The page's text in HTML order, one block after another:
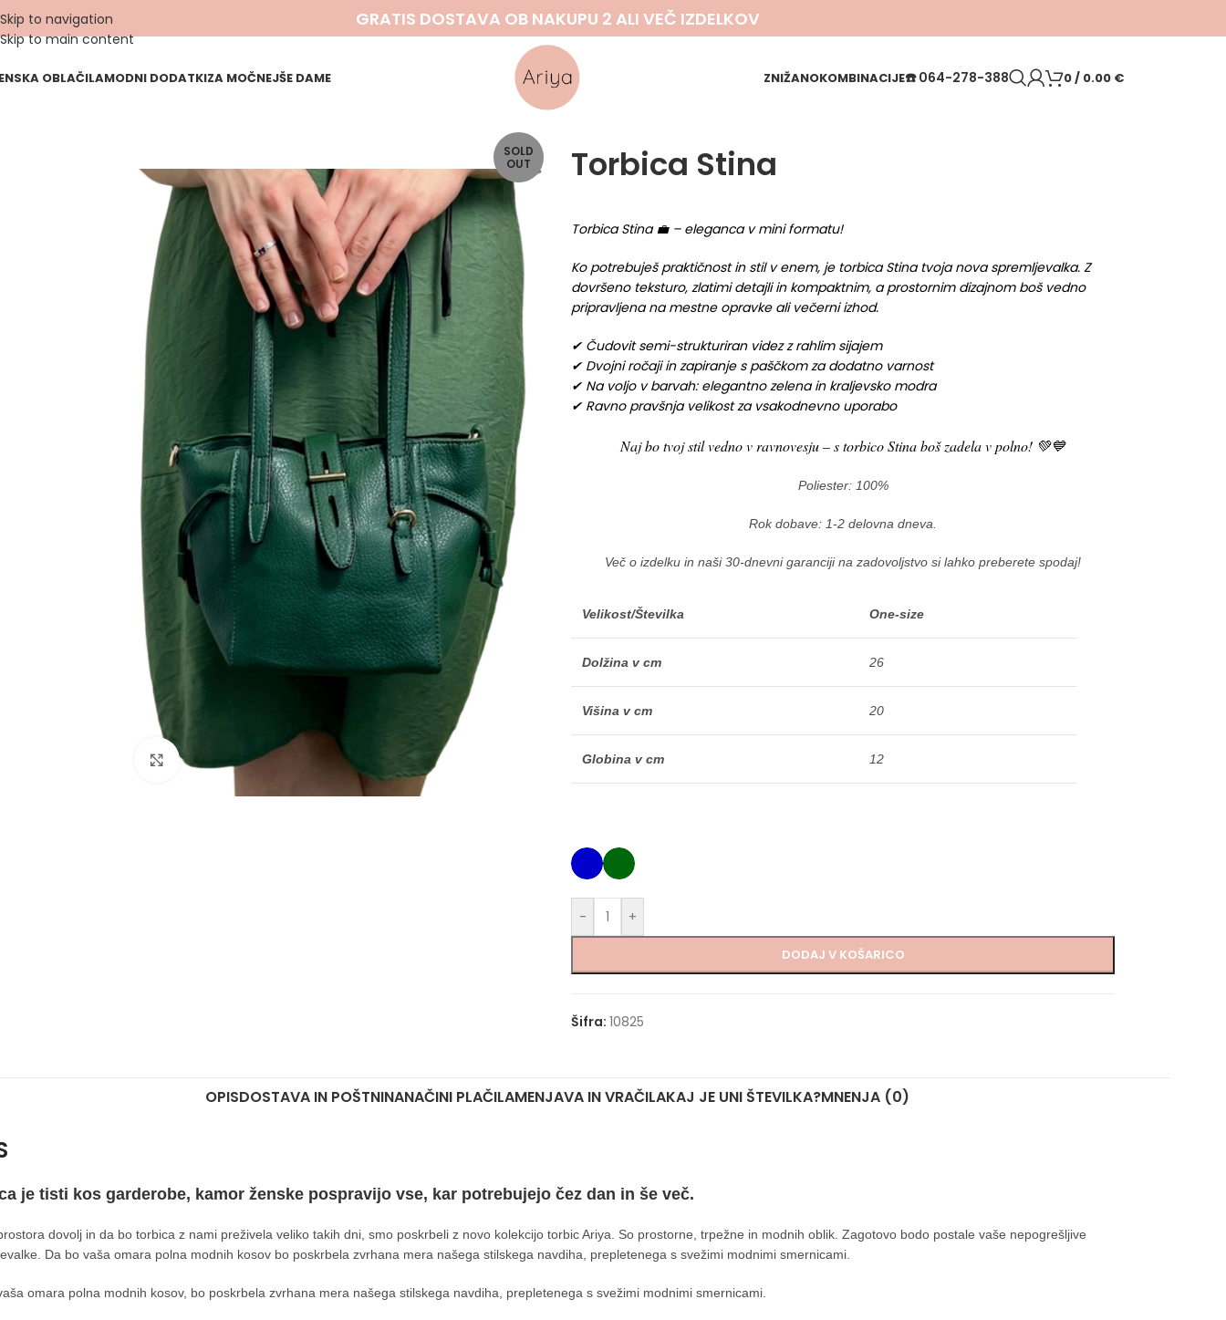
Skip to navigation
Skip to main content
GRATIS DOSTAVA OB NAKUPU 2 ALI VEČ IZDELKOV
OBLAČILAMODNI DODATKIZA MOČNEJŠE DAME ZNIŽANOKOMBINACIJE☎️064-278-388 0/ 0.00 €
SOLD
OUT
Click to enlarge
Torbica Stina
Torbica Stina 💼 – eleganca v mini formatu!
Ko potrebuješ praktičnost in stil v enem, je torbica Stina tvoja nova spremljevalka. Z
dovršeno teksturo, zlatimi detajli in kompaktnim, a prostornim dizajnom boš vedno
pripravljena na mestne opravke ali večerni izhod.
✔ Čudovit semi-strukturiran videz z rahlim sijajem
✔ Dvojni ročaji in zapiranje s paščkom za dodatno varnost
✔ Na voljo v barvah: elegantno zelena in kraljevsko modra
✔ Ravno pravšnja velikost za vsakodnevno uporabo
Naj bo tvoj stil vedno v ravnovesju – s torbico Stina boš zadela v polno! 💚💙
Poliester: 100%
Rok dobave: 1-2 delovna dneva.
Več o izdelku in naši 30-dnevni garanciji na zadovoljstvo si lahko preberete spodaj!
Velikost/Številka One-size
Dolžina v cm 26
Višina v cm 20
Globina v cm 12
- +
DODAJ V KOŠARICO
Šifra: 10825
OPISDOSTAVA IN POŠTNINANAČINI PLAČILAMENJAVA IN VRAČILAKAJ JE UNI ŠTEVILKA?MNENJA (0)
je tisti kos garderobe, kamor ženske pospravijo vse, kar potrebujejo čez dan in še več.
dovolj in da bo torbica z nami preživela veliko takih dni, smo poskrbeli z novo kolekcijo torbic Ariya. So prostorne, trpežne in modnih oblik. Zagotovo bodo postale vaše nepogrešljive
Da bo vaša omara polna modnih kosov bo poskrbela zvrhana mera našega stilskega navdiha, prepletenega s svežimi modnimi smernicami.
omara polna modnih kosov, bo poskrbela zvrhana mera našega stilskega navdiha, prepletenega s svežimi modnimi smernicami.